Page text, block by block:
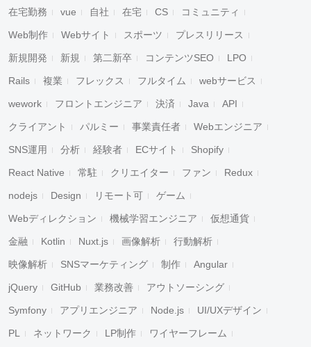
在宅勤務 vue 自社 在宅 CS コミュニティ
Web制作 Webサイト スポーツ プレスリリース
新規開発 新規 第二新卒 コンテンツSEO LPO
Rails 複業 フレックス フルタイム webサービス
wework フロントエンジニア 決済 Java API
クライアント パルミー 事業責任者 Webエンジニア
SNS運用 分析 経験者 ECサイト Shopify
React Native 常駐 クリエイター ファン Redux
nodejs Design リモート可 ゲーム
Webディレクション 機械学習エンジニア 仮想通貨
金融 Kotlin Nuxt.js 画像解析 行動解析
映像解析 SNSマーケティング 制作 Angular
jQuery GitHub 業務改善 アウトソーシング
Symfony アプリエンジニア Node.js UI/UXデザイン
PL ネットワーク LP制作 ワイヤーフレーム